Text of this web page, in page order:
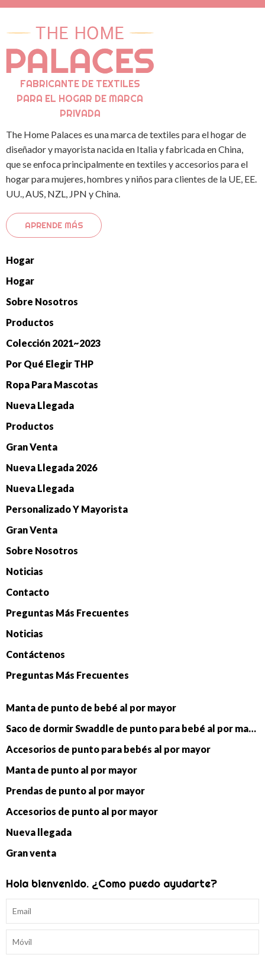
FABRICANTE DE TEXTILES
PARA EL HOGAR DE MARCA
PRIVADA
The Home Palaces es una marca de textiles para el hogar de
diseñador y mayorista nacida en Italia y fabricada en China,
que se enfoca principalmente en textiles y accesorios para el
hogar para mujeres, hombres y niños para clientes de la UE, EE.
UU., AUS, NZL, JPN y China.
APRENDE MÁS
Hogar
Hogar
Sobre Nosotros
Productos
Colección 2021~2023
Por Qué Elegir THP
Ropa Para Mascotas
Nueva Llegada
Productos
Gran Venta
Nueva Llegada 2026
Nueva Llegada
Personalizado Y Mayorista
Gran Venta
Sobre Nosotros
Noticias
Contacto
Preguntas Más Frecuentes
Noticias
Contáctenos
Preguntas Más Frecuentes
Manta de punto de bebé al por mayor
Saco de dormir Swaddle de punto para bebé al por mayor
Accesorios de punto para bebés al por mayor
Manta de punto al por mayor
Prendas de punto al por mayor
Accesorios de punto al por mayor
Nueva llegada
Gran venta
Hola bienvenido. ¿Como puedo ayudarte?